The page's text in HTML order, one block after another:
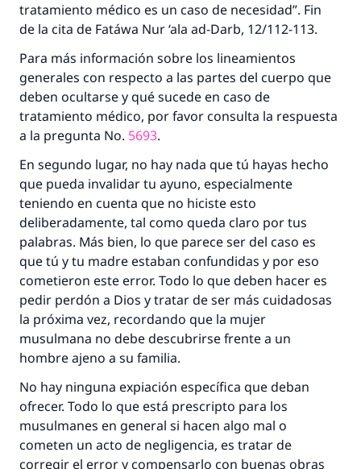
tratamiento médico es un caso de necesidad”. Fin
de la cita de Fatáwa Nur ‘ala ad-Darb, 12/112-113.
Para más información sobre los lineamientos
generales con respecto a las partes del cuerpo que
deben ocultarse y qué sucede en caso de
tratamiento médico, por favor consulta la respuesta
a la pregunta No. 5693.
En segundo lugar, no hay nada que tú hayas hecho
que pueda invalidar tu ayuno, especialmente
teniendo en cuenta que no hiciste esto
deliberadamente, tal como queda claro por tus
palabras. Más bien, lo que parece ser del caso es
que tú y tu madre estaban confundidas y por eso
cometieron este error. Todo lo que deben hacer es
pedir perdón a Dios y tratar de ser más cuidadosas
la próxima vez, recordando que la mujer
musulmana no debe descubrirse frente a un
hombre ajeno a su familia.
No hay ninguna expiación específica que deban
ofrecer. Todo lo que está prescripto para los
musulmanes en general si hacen algo mal o
cometen un acto de negligencia, es tratar de
corregir el error y compensarlo con buenas obras